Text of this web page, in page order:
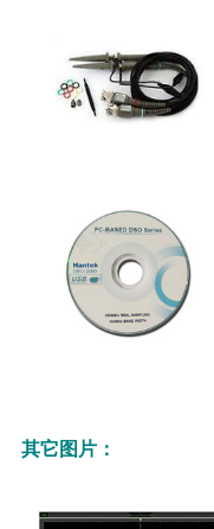
其它图片：